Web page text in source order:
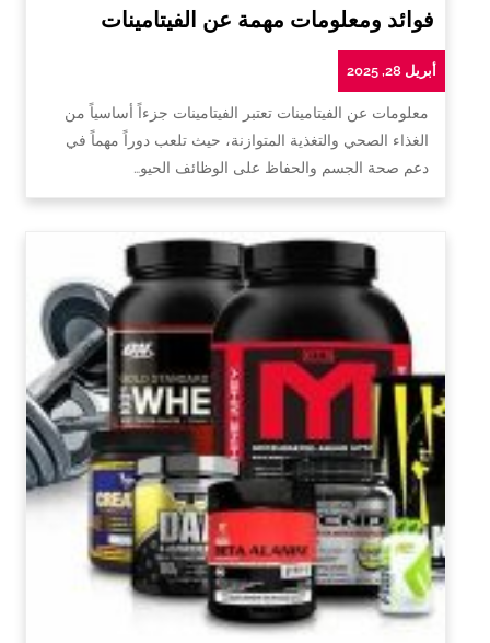
فوائد ومعلومات مهمة عن الفيتامينات
أبريل 28, 2025
معلومات عن الفيتامينات تعتبر الفيتامينات جزءاً أساسياً من
الغذاء الصحي والتغذية المتوازنة، حيث تلعب دوراً مهماً في
دعم صحة الجسم والحفاظ على الوظائف الحيو…